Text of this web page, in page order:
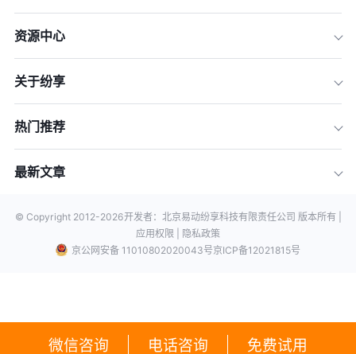
微信咨询 电话咨询 免费试用
资源中心
关于纷享
热门推荐
最新文章
© Copyright 2012-2026开发者：北京易动纷享科技有限责任公司 版本所有 |
应用权限 |
隐私政策
京公网安备 11010802020043号京ICP备12021815号